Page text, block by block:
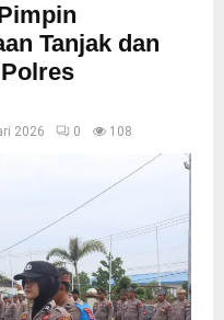
Tanjak dan
2026 0 108